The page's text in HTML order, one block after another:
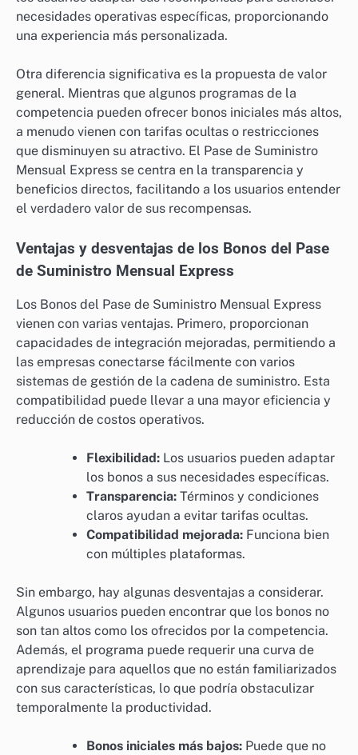
necesidades operativas específicas, proporcionando
una experiencia más personalizada.
Otra diferencia significativa es la propuesta de valor
general. Mientras que algunos programas de la
competencia pueden ofrecer bonos iniciales más altos,
a menudo vienen con tarifas ocultas o restricciones
que disminuyen su atractivo. El Pase de Suministro
Mensual Express se centra en la transparencia y
beneficios directos, facilitando a los usuarios entender
el verdadero valor de sus recompensas.
Ventajas y desventajas de los Bonos del Pase
de Suministro Mensual Express
Los Bonos del Pase de Suministro Mensual Express
vienen con varias ventajas. Primero, proporcionan
capacidades de integración mejoradas, permitiendo a
las empresas conectarse fácilmente con varios
sistemas de gestión de la cadena de suministro. Esta
compatibilidad puede llevar a una mayor eficiencia y
reducción de costos operativos.
Flexibilidad: Los usuarios pueden adaptar
los bonos a sus necesidades específicas.
Transparencia: Términos y condiciones
claros ayudan a evitar tarifas ocultas.
Compatibilidad mejorada: Funciona bien
con múltiples plataformas.
Sin embargo, hay algunas desventajas a considerar.
Algunos usuarios pueden encontrar que los bonos no
son tan altos como los ofrecidos por la competencia.
Además, el programa puede requerir una curva de
aprendizaje para aquellos que no están familiarizados
con sus características, lo que podría obstaculizar
temporalmente la productividad.
Bonos iniciales más bajos: Puede que no